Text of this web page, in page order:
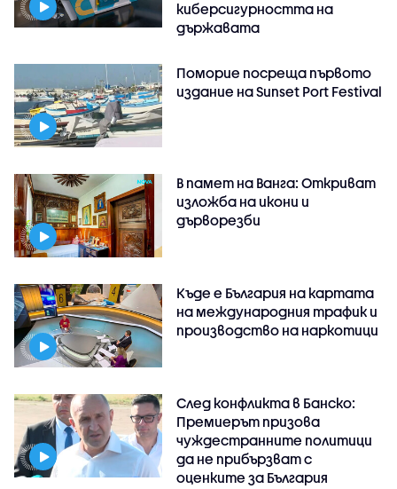
киберсигурността на
държавата
Поморие посреща първото
издание на Sunset Port Festival
В памет на Ванга: Откриват
изложба на икони и
дърворезби
Къде е България на картата
на международния трафик и
производство на наркотици
След конфликта в Банско:
Премиерът призова
чуждестранните политици
да не прибързват с
оценките за България